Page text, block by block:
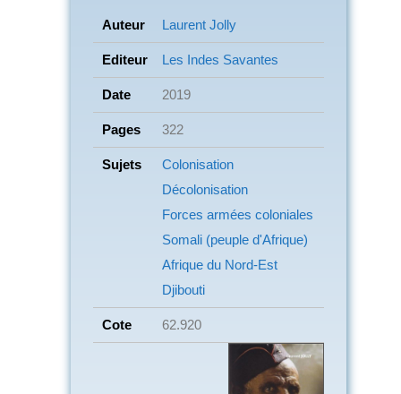
Auteur Laurent Jolly
Editeur Les Indes Savantes
Date 2019
Pages 322
Sujets
Colonisation
Décolonisation
Forces armées coloniales
Somali (peuple d'Afrique)
Afrique du Nord-Est
Djibouti
Cote 62.920